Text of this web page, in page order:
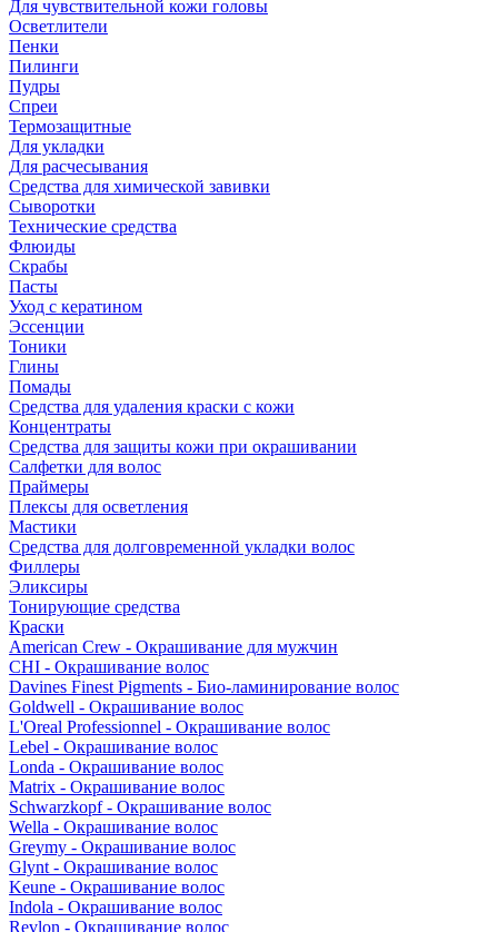
Для чувствительной кожи головы
Осветлители
Пенки
Пилинги
Пудры
Спреи
Термозащитные
Для укладки
Для расчесывания
Средства для химической завивки
Сыворотки
Технические средства
Флюиды
Скрабы
Пасты
Уход с кератином
Эссенции
Тоники
Глины
Помады
Средства для удаления краски с кожи
Концентраты
Средства для защиты кожи при окрашивании
Салфетки для волос
Праймеры
Плексы для осветления
Мастики
Средства для долговременной укладки волос
Филлеры
Эликсиры
Тонирующие средства
Краски
American Crew - Окрашивание для мужчин
CHI - Окрашивание волос
Davines Finest Pigments - Био-ламинирование волос
Goldwell - Окрашивание волос
L'Oreal Professionnel - Окрашивание волос
Lebel - Окрашивание волос
Londa - Окрашивание волос
Matrix - Окрашивание волос
Schwarzkopf - Окрашивание волос
Wella - Окрашивание волос
Greymy - Окрашивание волос
Glynt - Окрашивание волос
Keune - Окрашивание волос
Indola - Окрашивание волос
Revlon - Окрашивание волос